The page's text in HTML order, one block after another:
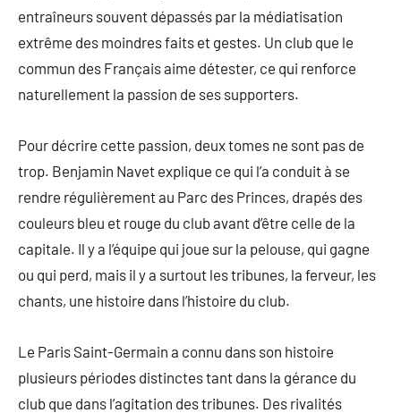
entraîneurs souvent dépassés par la médiatisation
extrême des moindres faits et gestes. Un club que le
commun des Français aime détester, ce qui renforce
naturellement la passion de ses supporters.
Pour décrire cette passion, deux tomes ne sont pas de
trop. Benjamin Navet explique ce qui l’a conduit à se
rendre régulièrement au Parc des Princes, drapés des
couleurs bleu et rouge du club avant d’être celle de la
capitale. Il y a l’équipe qui joue sur la pelouse, qui gagne
ou qui perd, mais il y a surtout les tribunes, la ferveur, les
chants, une histoire dans l’histoire du club.
Le Paris Saint-Germain a connu dans son histoire
plusieurs périodes distinctes tant dans la gérance du
club que dans l’agitation des tribunes. Des rivalités